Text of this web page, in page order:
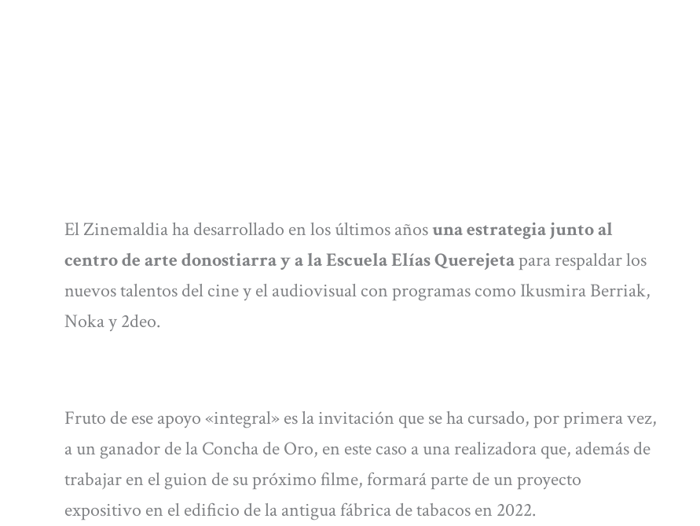
El Zinemaldia ha desarrollado en los últimos añosuna estrategia junto al
centro de arte donostiarra y a la Escuela Elías Querejetapara respaldar los
nuevos talentos del cine y el audiovisual con programas como Ikusmira Berriak,
Noka y 2deo.
Fruto de ese apoyo «integral» es la invitación que se ha cursado, por primera vez,
a un ganador de la Concha de Oro, en este caso a una realizadora que, además de
trabajar en el guion de su próximo filme, formará parte de un proyecto
expositivo en el edificio de la antigua fábrica de tabacos en 2022.